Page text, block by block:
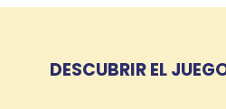
DESCUBRIR EL